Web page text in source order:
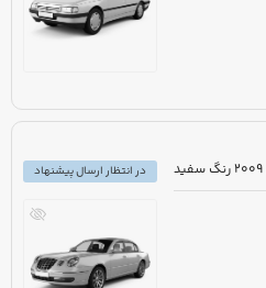
در انتظار ارسال پیشنهاد